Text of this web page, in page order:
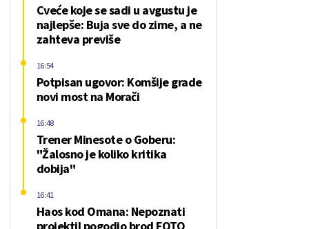
Cveće koje se sadi u avgustu je
najlepše: Buja sve do zime, a ne
zahteva previše
Potpisan ugovor: Komšije grade
novi most na Morači
16:54
Trener Minesote o Goberu:
"Žalosno je koliko kritika
dobija"
16:48
Haos kod Omana: Nepoznati
16:41